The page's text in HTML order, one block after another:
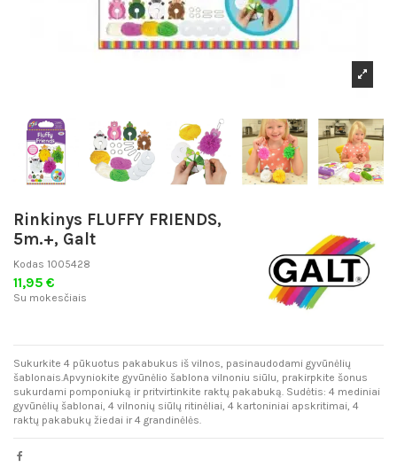
Rinkinys FLUFFY FRIENDS,
5m.+, Galt
Kodas 1005428
11,95 €
Su mokesčiais
Sukurkite 4 pūkuotus pakabukus iš vilnos, pasinaudodami gyvūnėlių
šablonais.Apvyniokite gyvūnėlio šablona vilnoniu siūlu, prakirpkite šonus
sukurdami pomponiuką ir pritvirtinkite raktų pakabuką. Sudėtis: 4 mediniai
gyvūnėlių šablonai, 4 vilnonių siūlų ritinėliai, 4 kartoniniai apskritimai, 4
raktų pakabukų žiedai ir 4 grandinėlės.